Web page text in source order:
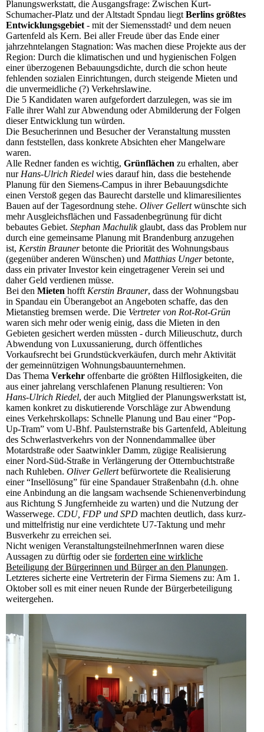
Planungswerkstatt, die Ausgangsfrage: Zwischen Kurt-
Schumacher-Platz und der Altstadt Spndau liegtBerlins größtes
Entwicklungsgebiet- mit der Siemensstadt² und dem neuen
Gartenfeld als Kern. Bei aller Freude über das Ende einer
jahrzehntelangen Stagnation: Was machen diese Projekte aus der
Region: Durch die klimatischen und und hygienischen Folgen
einer überzogenen Bebauungsdichte, durch die schon heute
fehlenden sozialen Einrichtungen, durch steigende Mieten und
die unvermeidliche (?) Verkehrslawine.
Die 5 Kandidaten waren aufgefordert darzulegen, was sie im
Falle ihrer Wahl zur Abwendung oder Abmilderung der Folgen
dieser Entwicklung tun würden.
Die Besucherinnen und Besucher der Veranstaltung mussten
dann feststellen, dass konkrete Absichten eher Mangelware
waren.
Alle Redner fanden es wichtig, Grünflächen zu erhalten, aber
nurHans-Ulrich Riedel wies darauf hin, dass die bestehende
Planung für den Siemens-Campus in ihrer Bebauungsdichte
einen Verstoß gegen das Baurecht darstelle und klimaresilientes
Bauen auf der Tagesordnung stehe. Oliver Gellertwünschte sich
mehr Ausgleichsflächen und Fassadenbegrünung für dicht
bebautes Gebiet. Stephan Machulikglaubt, dass das Problem nur
durch eine gemeinsame Planung mit Brandenburg anzugehen
ist, Kerstin Braunerbetonte die Priorität des Wohnungsbaus
(gegenüber anderen Wünschen) und Matthias Ungerbetonte,
dass ein privater Investor kein eingetragener Verein sei und
daher Geld verdienen müsse.
Bei den Mieten hofftKerstin Brauner, dass der Wohnungsbau
in Spandau ein Überangebot an Angeboten schaffe, das den
Mietanstieg bremsen werde. Die Vertreter von Rot-Rot-Grün
waren sich mehr oder wenig einig, dass die Mieten in den
Gebieten gesichert werden müssten - durch Milieuschutz, durch
Abwendung von Luxussanierung, durch öffentliches
Vorkaufsrecht bei Grundstückverkäufen, durch mehr Aktivität
der gemeinnützigen Wohnungsbauunternehmen.
Das Thema Verkehr offenbarte die größten Hilflosigkeiten, die
aus einer jahrelang verschlafenen Planung resultieren: Von
Hans-Ulrich Riedel, der auch Mitglied der Planungswerkstatt ist,
kamen konkret zu diskutierende Vorschläge zur Abwendung
eines Verkehrskollaps: Schnelle Planung und Bau einer “Pop-
Up-Tram” vom U-Bhf. Paulsternstraße bis Gartenfeld, Ableitung
des Schwerlastverkehrs von der Nonnendammallee über
Motardstraße oder Saatwinkler Damm, zügige Realisierung
einer Nord-Süd-Straße in Verlängerung der Otternbuchtstraße
nach Ruhleben. Oliver Gellertbefürwortete die Realisierung
einer “Insellösung” für eine Spandauer Straßenbahn (d.h. ohne
eine Anbindung an die langsam wachsende Schienenverbindung
aus Richtung S Jungfernheide zu warten) und die Nutzung der
Wasserwege. CDU, FDP und SPD machten deutlich, dass kurz-
und mittelfristig nur eine verdichtete U7-Taktung und mehr
Busverkehr zu erreichen sei.
Nicht wenigen VeranstaltungsteilnehmerInnen waren diese
Aussagen zu dürftig oder sie forderten eine wirkliche
Beteiligung der Bürgerinnen und Bürger an den Planungen.
Letzteres sicherte eine Vertreterin der Firma Siemens zu: Am 1.
Oktober soll es mit einer neuen Runde der Bürgerbeteiligung
weitergehen.